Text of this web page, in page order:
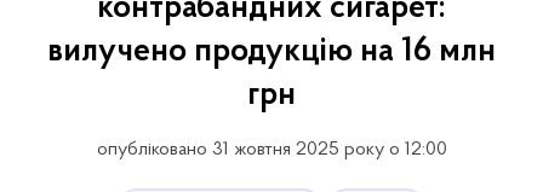
контрабандних сигарет:
вилучено продукцію на 16 млн
грн
опубліковано 31 жовтня 2025 року о 12:00